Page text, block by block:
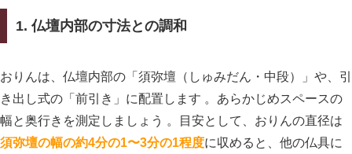
1. 仏壇内部の寸法との調和
おりんは、仏壇内部の「須弥壇（しゅみだん・中段）」や、引
き出し式の「前引き」に配置します 。あらかじめスペースの
幅と奥行きを測定しましょう 。目安として、おりんの直径は
須弥壇の幅の約4分の1〜3分の1程度に収めると、他の仏具に